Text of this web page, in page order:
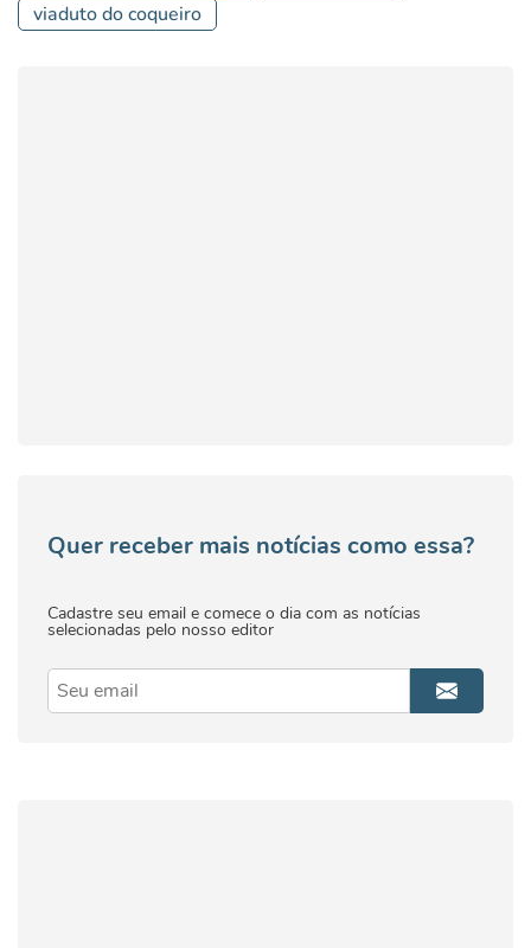
viaduto do coqueiro
Quer receber mais notícias como essa?
Cadastre seu email e comece o dia com as notícias
selecionadas pelo nosso editor